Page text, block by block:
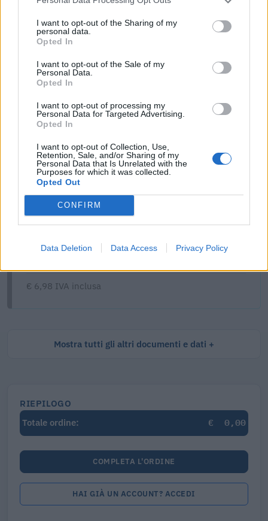
I want to opt-out of the Sharing of my
personal data.
Opted In
I want to opt-out of the Sale of my
Personal Data.
Opted In
I want to opt-out of processing my
Personal Data for Targeted Advertising.
Opted In
I want to opt-out of Collection, Use,
Retention, Sale, and/or Sharing of my
Personal Data that Is Unrelated with the
Purposes for which it was collected.
Opted Out
CONFIRM
Data Deletion Data Access Privacy Policy
Tutti i documenti e servizi disponibili →
Documenti più richiesti
Visure Camerali - Società di Persone
€ 5,39 IVA inclusa
€ 6,98 IVA inclusa
Mostra tutti gli altri documenti e dati
RIEPILOGO
Totale ordine:
€ 0,00
COMPLETA L'ORDINE
HAI GIÀ UN ACCOUNT? ACCEDI